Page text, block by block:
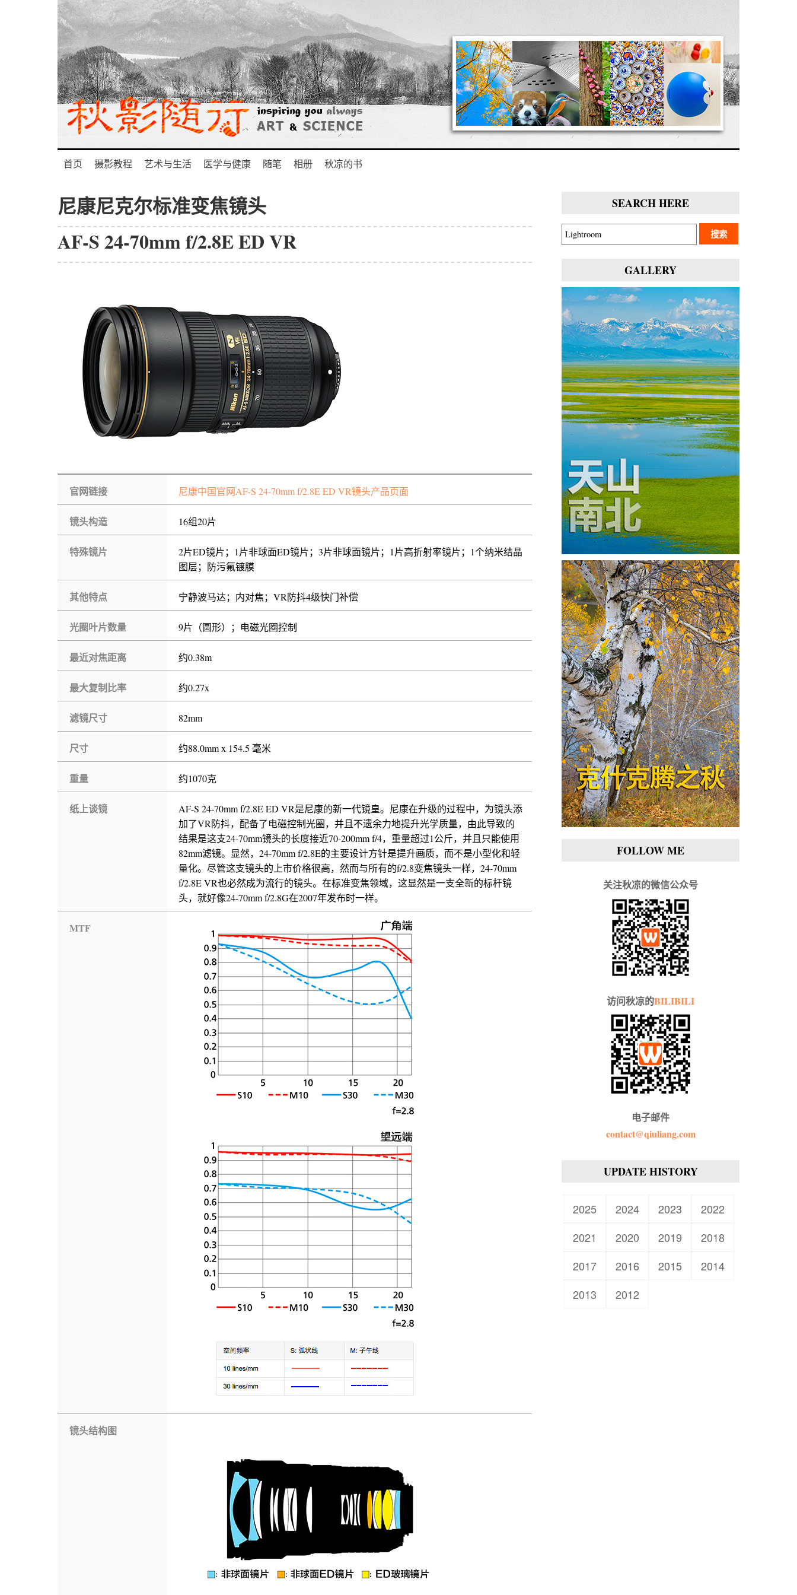
首页 摄影教程 艺术与生活 医学与健康 随笔 相册 秋凉的书
尼康尼克尔标准变焦镜头
AF-S 24-70mm f/2.8E ED VR
官网链接 尼康中国官网AF-S 24-70mm f/2.8E ED VR镜头产品页面
镜头构造 16组20片
特殊镜片
2片ED镜片；1片非球面ED镜片；3片非球面镜片；1片高折射率镜片；1个纳米结晶
图层；防污氟镀膜
其他特点 宁静波马达；内对焦；VR防抖4级快门补偿
光圈叶片数量 9片（圆形）；电磁光圈控制
最近对焦距离 约0.38m
最大复制比率 约0.27x
滤镜尺寸 82mm
尺寸 约88.0mm x 154.5 毫米
重量 约1070克
纸上谈镜
AF-S 24-70mm f/2.8E ED VR是尼康的新一代镜皇。尼康在升级的过程中，为镜头添
加了VR防抖，配备了电磁控制光圈，并且不遗余力地提升光学质量，由此导致的
结果是这支24-70mm镜头的长度接近70-200mm f/4，重量超过1公斤，并且只能使用
82mm滤镜。显然，24-70mm f/2.8E的主要设计方针是提升画质，而不是小型化和轻
量化。尽管这支镜头的上市价格很高，然而与所有的f/2.8变焦镜头一样，24-70mm
f/2.8E VR也必然成为流行的镜头。在标准变焦领域，这显然是一支全新的标杆镜
头，就好像24-70mm f/2.8G在2007年发布时一样。
MTF
镜头结构图
SEARCH HERE
GALLERY
FOLLOW ME
关注秋凉的微信公众号
访问秋凉的BILIBILI
电子邮件
contact@qiuliang.com
UPDATE HISTORY
2025 2024 2023
2022
2021
2020 2019
2018
2017
2016 2015
2014
2013
2012